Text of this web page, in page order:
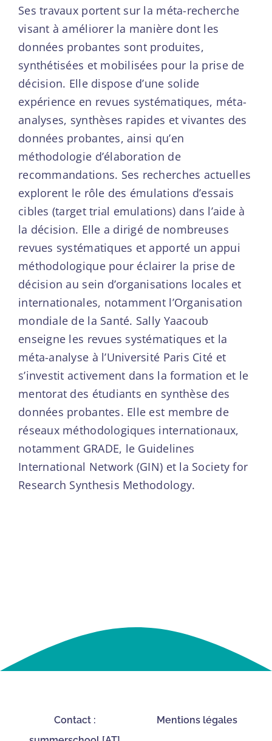
Ses travaux portent sur la méta-recherche
visant à améliorer la manière dont les
données probantes sont produites,
synthétisées et mobilisées pour la prise de
décision. Elle dispose d’une solide
expérience en revues systématiques, méta-
analyses, synthèses rapides et vivantes des
données probantes, ainsi qu’en
méthodologie d’élaboration de
recommandations. Ses recherches actuelles
explorent le rôle des émulations d’essais
cibles (target trial emulations) dans l’aide à
la décision. Elle a dirigé de nombreuses
revues systématiques et apporté un appui
méthodologique pour éclairer la prise de
décision au sein d’organisations locales et
internationales, notamment l’Organisation
mondiale de la Santé. Sally Yaacoub
enseigne les revues systématiques et la
méta-analyse à l’Université Paris Cité et
s’investit activement dans la formation et le
mentorat des étudiants en synthèse des
données probantes. Elle est membre de
réseaux méthodologiques internationaux,
notamment GRADE, le Guidelines
International Network (GIN) et la Society for
Research Synthesis Methodology.
Contact :
Mentions légales